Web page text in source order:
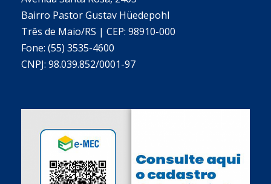
Bairro Pastor Gustav Hüedepohl
Três de Maio/RS | CEP: 98910-000
Fone: (55) 3535-4600
CNPJ: 98.039.852/0001-97